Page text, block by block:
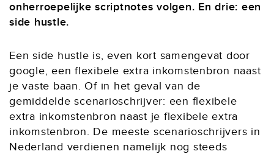
onherroepelijke scriptnotes volgen. En drie: een
side hustle.
Een side hustle is, even kort samengevat door
google, een flexibele extra inkomstenbron naast
je vaste baan. Of in het geval van de
gemiddelde scenarioschrijver: een flexibele
extra inkomstenbron naast je flexibele extra
inkomstenbron. De meeste scenarioschrijvers in
Nederland verdienen namelijk nog steeds